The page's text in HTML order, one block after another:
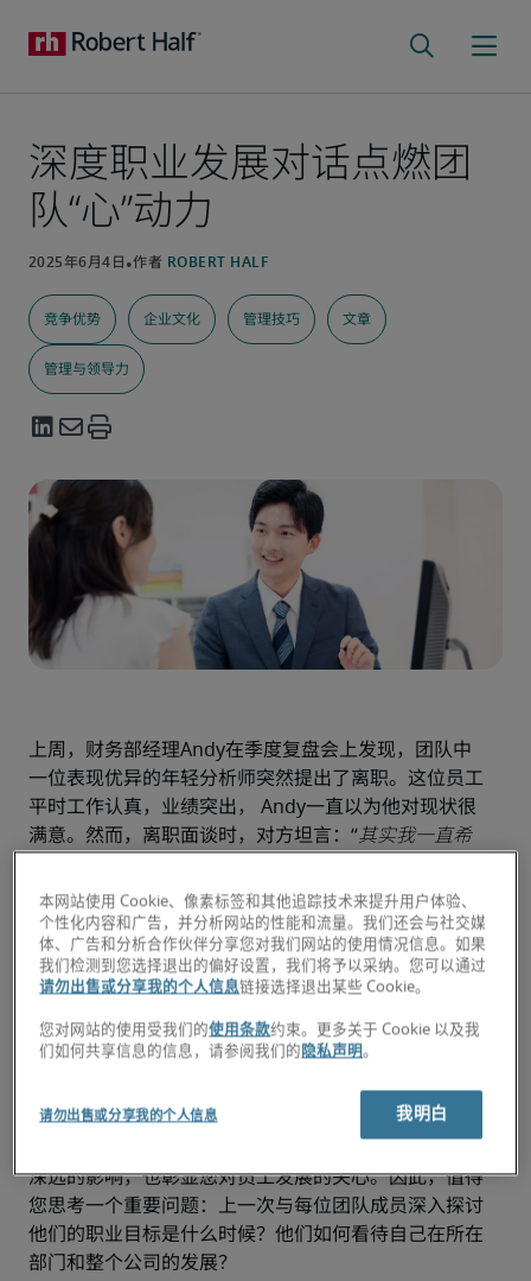
深度职业发展对话点燃团
队“心”动力
竞争优势 企业文化 管理技巧 文章
管理与领导力
上周，财务部经理Andy在季度复盘会上发现，团队中
一位表现优异的年轻分析师突然提出了离职。这位员工
平时工作认真，业绩突出， Andy一直以为他对现状很
满意。然而，离职面谈时，对方坦言：“其实我一直希
该如何向您表达，也不知道公司是否有这样的发展路
径……”
这件事让Andy陷入反思：我们是否在忙碌中忽略了团
队成员真正的职业诉求？
对高峰期的繁重任务，还是协助企业应对经济环境变化
时，常常需要将一些不紧急的责任暂时置于次要位置。
然而，无论工作节奏多么紧张，您始终应当为与团队成
员的职业交流预留时间。
深远的影响，也彰显您对员工发展的关心。因此，值得
您思考一个重要问题：上一次与每位团队成员深入探讨
他们的职业目标是什么时候？他们如何看待自己在所在
部门和整个公司的发展？
本网站使用 Cookie、像素标签和其他追踪技术来提升用户体验、
个性化内容和广告，并分析网站的性能和流量。我们还会与社交媒
体、广告和分析合作伙伴分享您对我们网站的使用情况信息。如果
我们检测到您选择退出的偏好设置，我们将予以采纳。您可以通过
请勿出售或分享我的个人信息链接选择退出某些 Cookie。
您对网站的使用受我们的使用条款约束。更多关于 Cookie 以及我
们如何共享信息的信息，请参阅我们的 隐私声明。
请勿出售或分享我的个人信息 我明白